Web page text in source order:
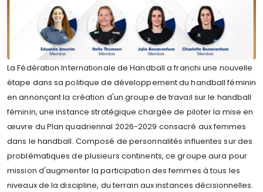
La Fédération Internationale de Handball a franchi une nouvelle
étape dans sa politique de développement du handball féminin
en annonçant la création d'un groupe de travail sur le handball
féminin, une instance stratégique chargée de piloter la mise en
œuvre du Plan quadriennal 2026-2029 consacré aux femmes
dans le handball. Composé de personnalités influentes sur des
problématiques de plusieurs continents, ce groupe aura pour
mission d'augmenter la participation des femmes à tous les
niveaux de la discipline, du terrain aux instances décisionnelles.